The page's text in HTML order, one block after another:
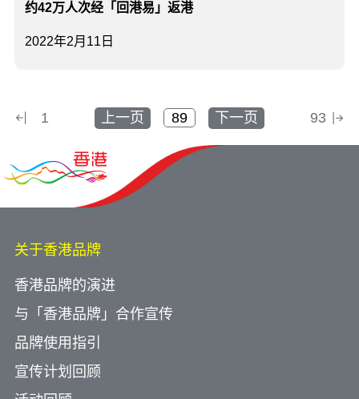
2022年2月11日
约42万人次经「回港易」返港
1 上一页 下一页 93
关于香港品牌
香港品牌的演进
与「香港品牌」合作宣传
品牌使用指引
宣传计划回顾